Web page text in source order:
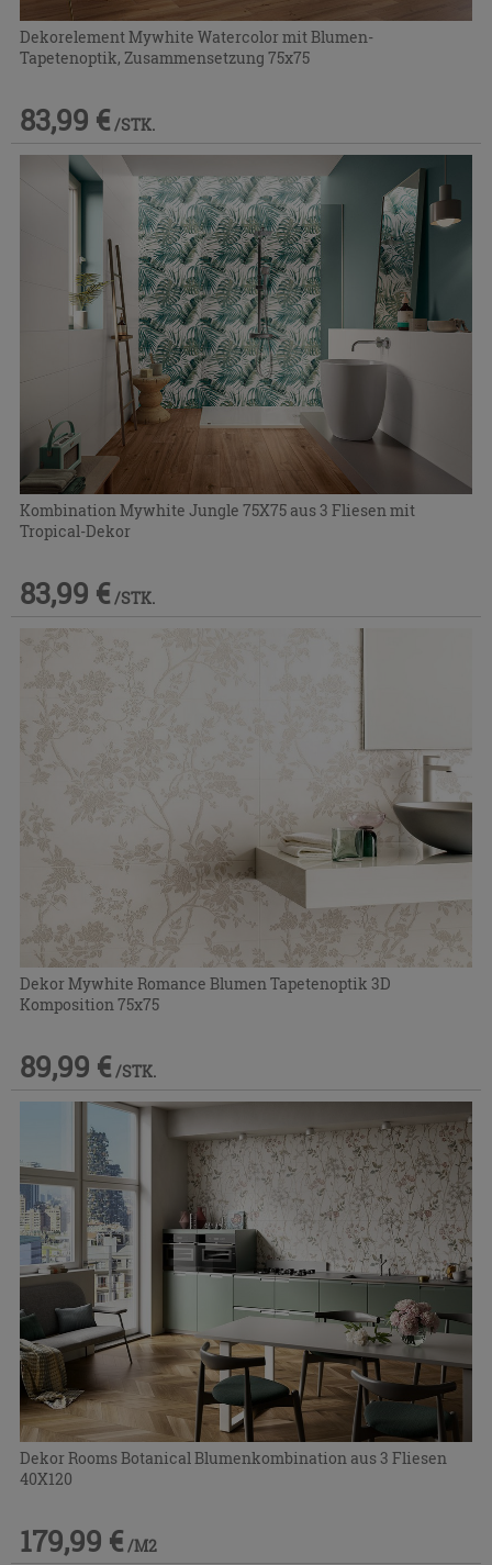
Dekorelement Mywhite Watercolor mit Blumen-
Tapetenoptik, Zusammensetzung 75x75
83,99 € /STK.
Kombination Mywhite Jungle 75X75 aus 3 Fliesen mit
Tropical-Dekor
83,99 € /STK.
Dekor Mywhite Romance Blumen Tapetenoptik 3D
Komposition 75x75
89,99 € /STK.
Dekor Rooms Botanical Blumenkombination aus 3 Fliesen
40X120
179,99 € /M2